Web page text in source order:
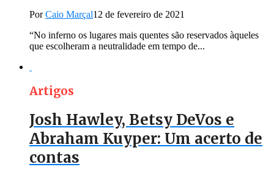
PorCaio Marçal12 de fevereiro de 2021
“No inferno os lugares mais quentes são reservados àqueles
que escolheram a neutralidade em tempo de...
Artigos
Josh Hawley, Betsy DeVos e
Abraham Kuyper: Um acerto de
contas